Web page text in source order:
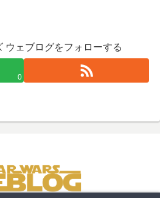
ウェブログをフォローする
0